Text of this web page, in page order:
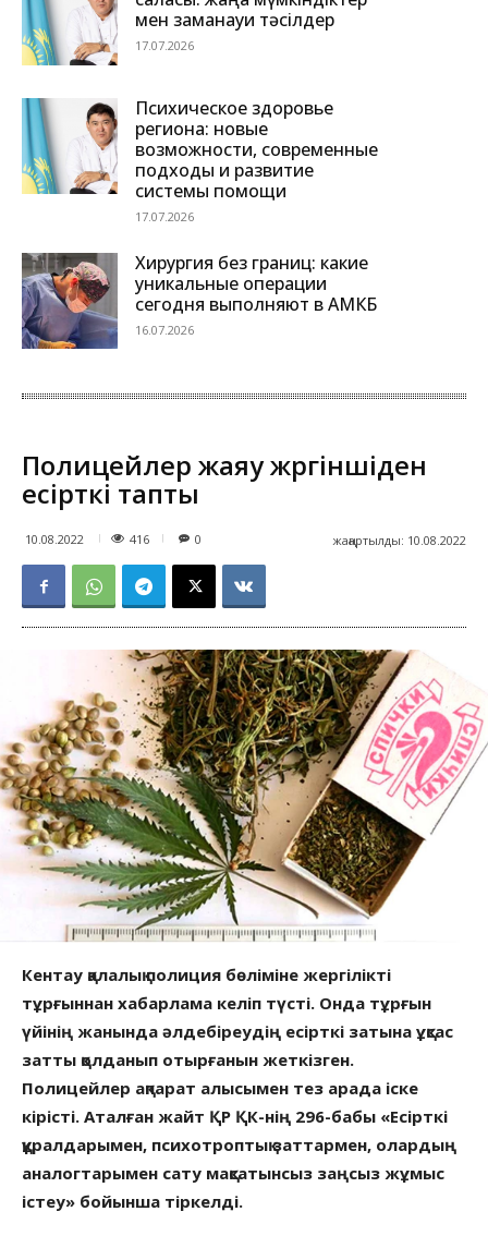
мен заманауи тәсілдер
17.07.2026
Психическое здоровье
региона: новые
возможности, современные
подходы и развитие
системы помощи
17.07.2026
Хирургия без границ: какие
уникальные операции
сегодня выполняют в АМКБ
16.07.2026